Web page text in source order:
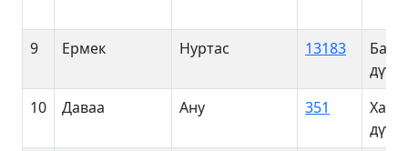
9 Ермек Нуртас 13183
10
Даваа Ану 351
Хан-